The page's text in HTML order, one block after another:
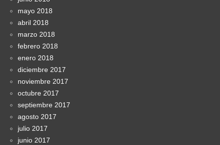
mayo 2018
abril 2018
marzo 2018
febrero 2018
enero 2018
diciembre 2017
noviembre 2017
octubre 2017
septiembre 2017
agosto 2017
julio 2017
junio 2017